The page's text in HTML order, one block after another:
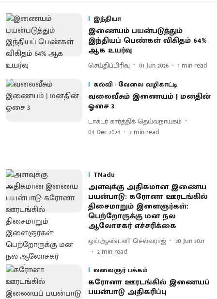
இந்தியா
இணையம் பயன்படுத்தும்
இந்தியப் பெண்கள் விகிதம் 64%
ஆக உயர்வு
செய்திப்பிரிவு 01 Jun 2026 1 min read
கல்வி - வேலை வழிகாட்டி
வலைவீசும் இணையம் | மனதின்
ஓசை 3
டாக்டர் கார்த்திக் தெய்வநாயகம்
04 Dec 2024
2 min read
TNadu
அளவுக்கு அதிகமான இணைய
பயன்பாடு: கரோனா ஊரடங்கில்
திசைமாறும் இளைஞர்கள்:
பெற்றோருக்கு மன நல
ஆலோசகர் எச்சரிக்கை
ஒய்.ஆண்டனி செல்வராஜ்
20 Jun 2021
2 min read
வலைஞர் பக்கம்
கரோனா ஊரடங்கில் இணையப்
பயன்பாடு அதிகரிப்பு